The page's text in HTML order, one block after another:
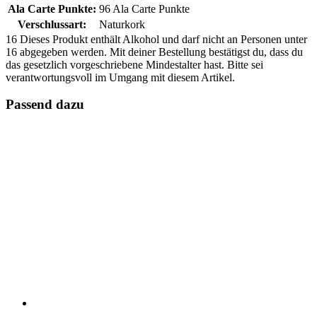
Ala Carte Punkte: 96 Ala Carte Punkte
Verschlussart:
Naturkork
16 Dieses Produkt enthält Alkohol und darf nicht an Personen unter
16 abgegeben werden. Mit deiner Bestellung bestätigst du, dass du
das gesetzlich vorgeschriebene Mindestalter hast. Bitte sei
verantwortungsvoll im Umgang mit diesem Artikel.
Passend dazu